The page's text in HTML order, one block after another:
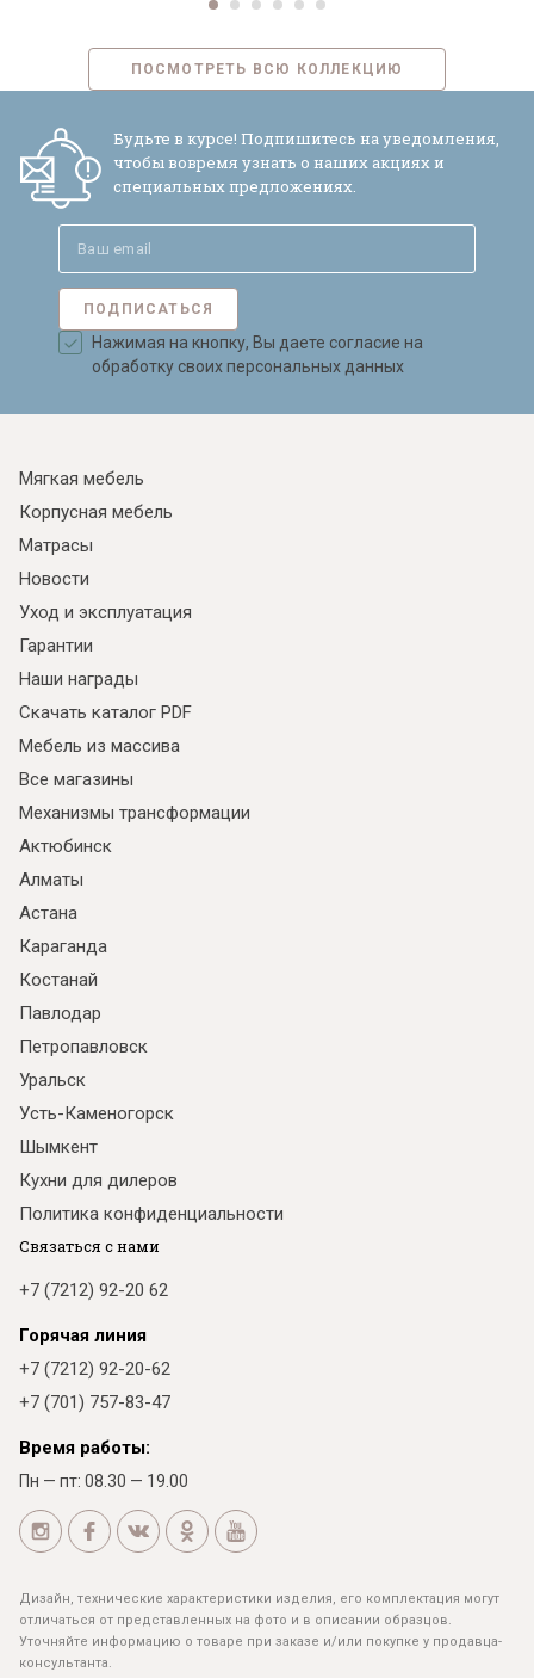
ПОСМОТРЕТЬ ВСЮ КОЛЛЕКЦИЮ
Будьте в курсе! Подпишитесь на уведомления,
чтобы вовремя узнать о наших акциях и
специальных предложениях.
ПОДПИСАТЬСЯ
Нажимая на кнопку, Вы даете согласие на
обработку своих персональных данных
Мягкая мебель
Корпусная мебель
Матрасы
Новости
Уход и эксплуатация
Гарантии
Наши награды
Скачать каталог PDF
Мебель из массива
Все магазины
Механизмы трансформации
Актюбинск
Алматы
Астана
Караганда
Костанай
Павлодар
Петропавловск
Уральск
Усть-Каменогорск
Шымкент
Кухни для дилеров
Политика конфиденциальности
Связаться с нами
+7 (7212) 92-20 62
Горячая линия
+7 (7212) 92-20-62
+7 (701) 757-83-47
Время работы:
Пн — пт: 08.30 — 19.00
Дизайн, технические характеристики изделия, его комплектация могут
отличаться от представленных на фото и в описании образцов.
Уточняйте информацию о товаре при заказе и/или покупке у продавца-
консультанта.